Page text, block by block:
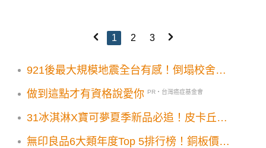
1 2 3
921後最大規模地震全台有感！倒塌校舍活
做到這點才有資格說愛你 PR・台灣癌症基金會
31冰淇淋X寶可夢夏季新品必追！皮卡丘聖
無印良品6大類年度Top 5排行榜！銅板價入